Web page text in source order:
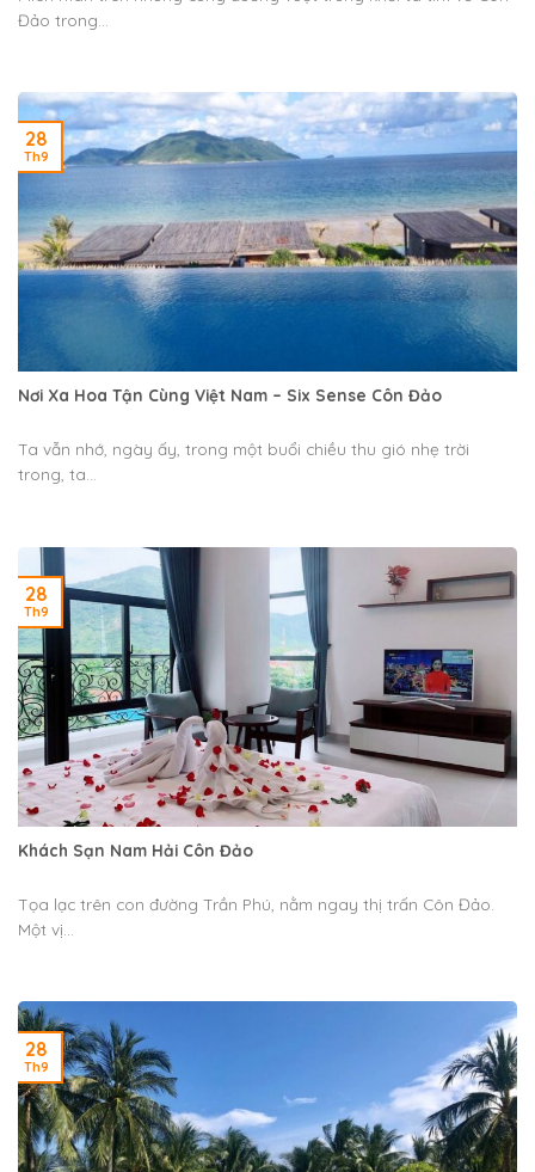
Đảo trong...
Nơi Xa Hoa Tận Cùng Việt Nam – Six Sense Côn Đảo
Ta vẫn nhớ, ngày ấy, trong một buổi chiều thu gió nhẹ trời
trong, ta...
28
Th9
Khách Sạn Nam Hải Côn Đảo
Tọa lạc trên con đường Trần Phú, nằm ngay thị trấn Côn Đảo.
Một vị...
28
Th9
28
Th9